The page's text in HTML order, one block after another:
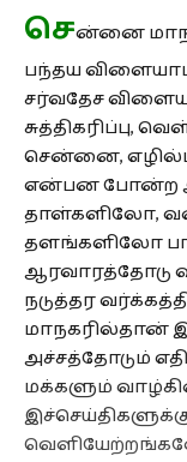
சென்னை
பந்தய
சர்வதேச
சுத்திகரிப்பு,
சென்னை,
என்பன போன்ற
தாள்களிலோ,
தளங்களிலோ
ஆரவாரத்தோடு
நடுத்தர
மாநகரில்தான்
அச்சத்தோடும்
மக்களும்